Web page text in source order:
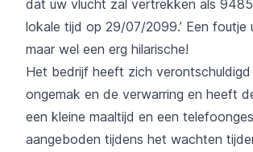
dat uw vlucht zal vertrekken als 9485
lokale tijd op 29/07/2099.’ Een foutje
maar wel een erg hilarische!
Het bedrijf heeft zich
ongemak en de verwarring en heeft
een kleine maaltijd en een
aangeboden tijdens het wachten